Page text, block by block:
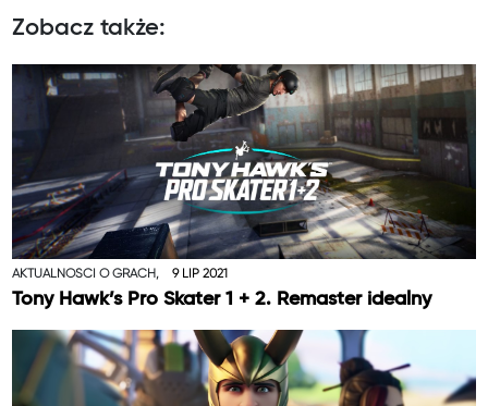
Zobacz także:
AKTUALNOŚCI O GRACH, 9 LIP 2021
Tony Hawk’s Pro Skater 1 + 2. Remaster idealny